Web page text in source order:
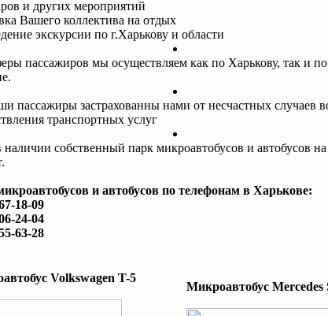
и других мероприятий
Вашего коллектива на отдых
экскурсии по г.Харькову и области
пассажиров мы осуществляем как по Харькову, так и по
пассажиры застрахованны нами от несчастных случаев
транспортных услуг
наличии собственный парк микроавтобусов и автобусов
и автобусов по телефонам в Харькове:
18-09
24-04
63-28
Volkswagen T-5
Микроавтобус Mеrcedes